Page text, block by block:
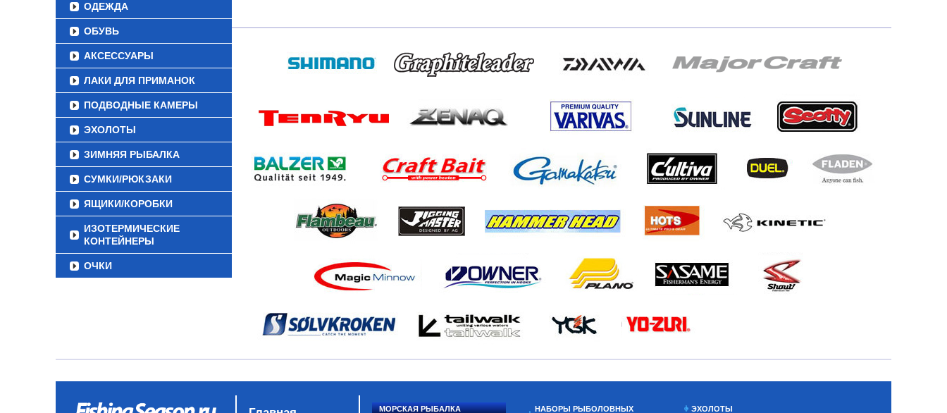
ОДЕЖДА
ОБУВЬ
АКСЕССУАРЫ
ЛАКИ ДЛЯ ПРИМАНОК
ПОДВОДНЫЕ КАМЕРЫ
ЭХОЛОТЫ
ЗИМНЯЯ РЫБАЛКА
СУМКИ/РЮКЗАКИ
ЯЩИКИ/КОРОБКИ
ИЗОТЕРМИЧЕСКИЕ
КОНТЕЙНЕРЫ
ОЧКИ
МОРСКАЯ РЫБАЛКА НАБОРЫ РЫБОЛОВНЫХ ЭХОЛОТЫ